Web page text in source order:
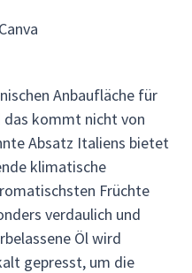
Anbaufläche für
das kommt nicht von
Absatz Italiens bietet
klimatische
Früchte
verdaulich und
Öl wird
gepresst, um die